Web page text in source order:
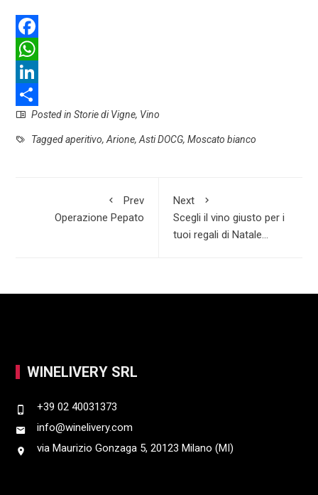
F
a
c
e
b
W
h
a
t
L
i
n
S
h
Posted inStorie di Vigne, Vino
Taggedaperitivo,Arione,Asti DOCG,Moscato bianco
Prev
Operazione Pepato
Next
Scegli il vino giusto per i
tuoi regali di Natale…
WINELIVERY SRL
+39 02 40031373
info@winelivery.com
via Maurizio Gonzaga 5, 20123 Milano (MI)